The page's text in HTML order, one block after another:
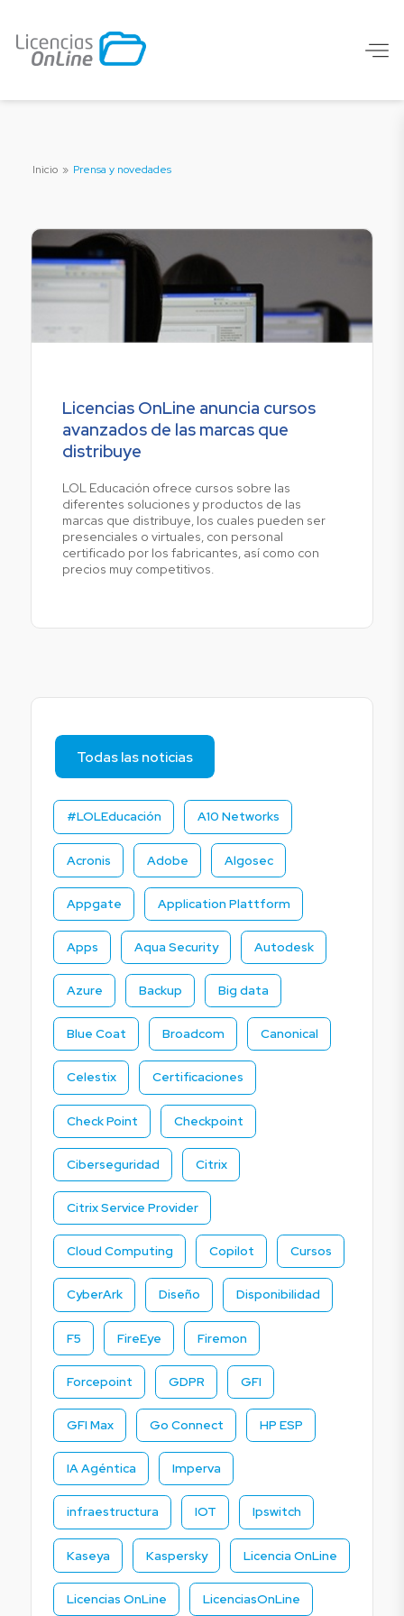
Inicio » Prensa y novedades
Todas las noticias
#LOLEducación A10 Networks
Acronis Adobe Algosec
Appgate Application Plattform
Apps Aqua Security Autodesk
Azure Backup Big data
Blue Coat Broadcom Canonical
Celestix Certificaciones
Check Point Checkpoint
Ciberseguridad Citrix
Citrix Service Provider
Cloud Computing Copilot Cursos
CyberArk Diseño Disponibilidad
F5 FireEye Firemon
Forcepoint GDPR GFI
GFI Max Go Connect HP ESP
IA Agéntica Imperva
infraestructura IOT Ipswitch
Kaseya Kaspersky Licencia OnLine
Licencias OnLine LicenciasOnLine
Licencias OnLine anuncia cursos
avanzados de las marcas que
distribuye
LOL Educación ofrece cursos sobre las
diferentes soluciones y productos de las
marcas que distribuye, los cuales pueden ser
presenciales o virtuales, con personal
certificado por los fabricantes, así como con
precios muy competitivos.